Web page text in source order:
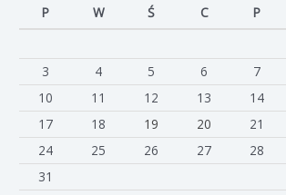
P
W Ś C P
3
4 5 6 7
10
11 12 13 14
17
18 19 20 21
24
25 26 27 28
31